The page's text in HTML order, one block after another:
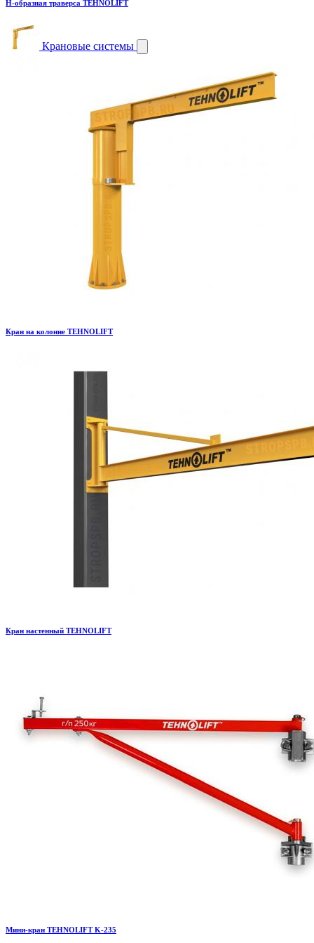
H-образная траверса TEHNOLIFT
Крановые системы
Кран на колонне TEHNOLIFT
Кран настенный TEHNOLIFT
Мини-кран TEHNOLIFT K-235